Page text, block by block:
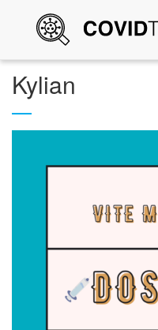
Kylian